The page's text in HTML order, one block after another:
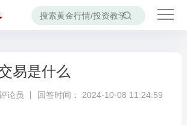
易是什么
论员 丨 回答时间： 2024-10-08 11:24:59